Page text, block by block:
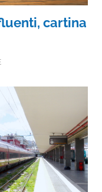
cartina